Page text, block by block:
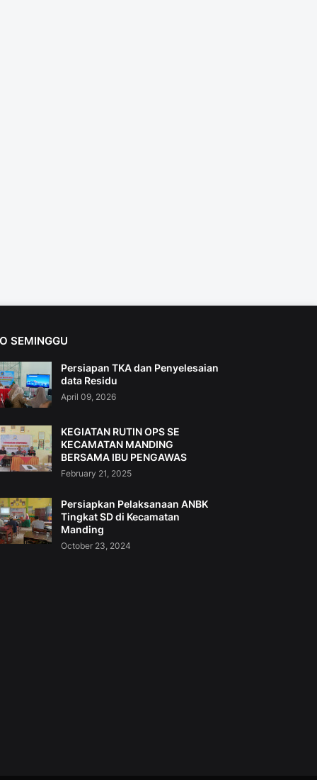
SEMINGGU
Persiapan TKA dan Penyelesaian
data Residu
April 09, 2026
KEGIATAN RUTIN OPS SE
KECAMATAN MANDING
BERSAMA IBU PENGAWAS
February 21, 2025
Persiapkan Pelaksanaan ANBK
Tingkat SD di Kecamatan
Manding
October 23, 2024